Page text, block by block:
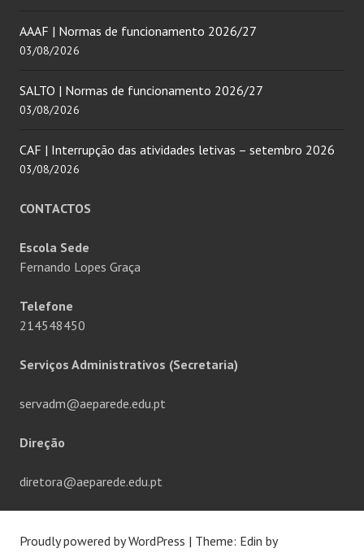
AAAF | Normas de funcionamento 2026/27
03/08/2026
SALTO | Normas de funcionamento 2026/27
03/08/2026
CAF | Interrupção das atividades letivas – setembro 2026
03/08/2026
CONTACTOS
Escola Sede
Fernando Lopes Graça
Telefone
214548450
Serviços Administrativos (Secretaria)
servadm@aeparede.edu.pt
Direção
diretora@aeparede.edu.pt
Proudly powered by WordPress | Theme: Edin by